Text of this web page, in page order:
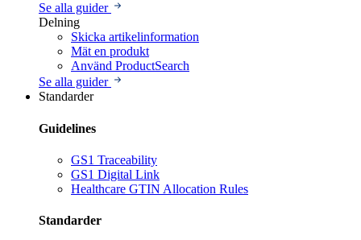
Se alla guider
Delning
Skicka artikelinformation
Mät en produkt
Använd ProductSearch
Se alla guider
Standarder
Guidelines
GS1 Traceability
GS1 Digital Link
Healthcare GTIN Allocation Rules
Standarder